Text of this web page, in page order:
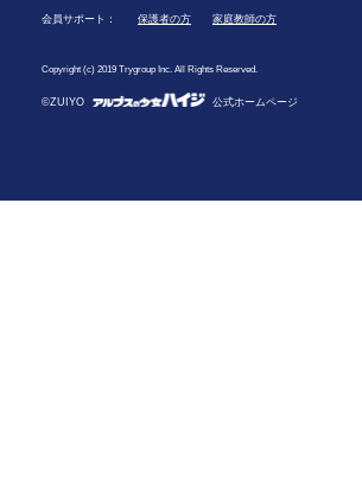
会員サポート： 保護者の方 家庭教師の方
Copyright (c) 2019 Trygroup Inc. All Rights Reserved.
©ZUIYO 公式ホームページ